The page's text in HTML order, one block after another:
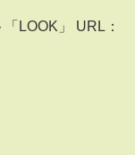
LOOK」 URL：